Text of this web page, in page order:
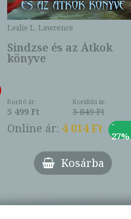
Leslie L. Lawrence
Sindzse és az Átkok
könyve
Borító ár:
5 499 Ft
Korábbi ár:
3 849 Ft
Online ár: 4 014 Ft
-
27%
Kosárba